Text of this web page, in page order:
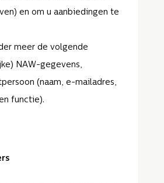
en om u aanbiedingen te
meer de volgende
NAW-gegevens,
(naam, e-mailadres,
functie).